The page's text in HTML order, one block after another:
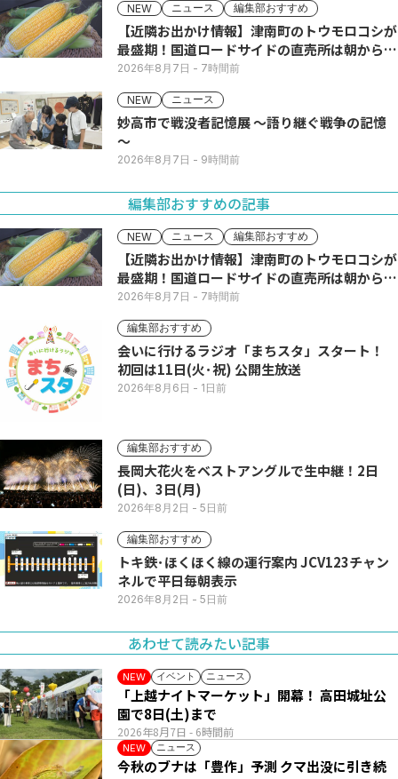
NEW ニュース 編集部おすすめ
【近隣お出かけ情報】津南町のトウモロコシが
最盛期！国道ロードサイドの直売所は朝から長
い列
2026年8月7日 - 7時間前
NEW ニュース
妙高市で戦没者記憶展 ～語り継ぐ戦争の記憶
～
2026年8月7日 - 9時間前
編集部おすすめの記事
NEW ニュース 編集部おすすめ
【近隣お出かけ情報】津南町のトウモロコシが
最盛期！国道ロードサイドの直売所は朝から長
い列
2026年8月7日 - 7時間前
編集部おすすめ
会いに行けるラジオ「まちスタ」スタート！
初回は11日(火･祝) 公開生放送
2026年8月6日 - 1日前
編集部おすすめ
長岡大花火をベストアングルで生中継！2日
(日)、3日(月)
2026年8月2日 - 5日前
編集部おすすめ
トキ鉄･ほくほく線の運行案内 JCV123チャン
ネルで平日毎朝表示
2026年8月2日 - 5日前
あわせて読みたい記事
NEW イベント ニュース
2026年8月7日 - 6時間前
「上越ナイトマーケット」開幕！ 高田城址公
園で8日(土)まで
NEW ニュース
今秋のブナは「豊作」予測 クマ出没に引き続